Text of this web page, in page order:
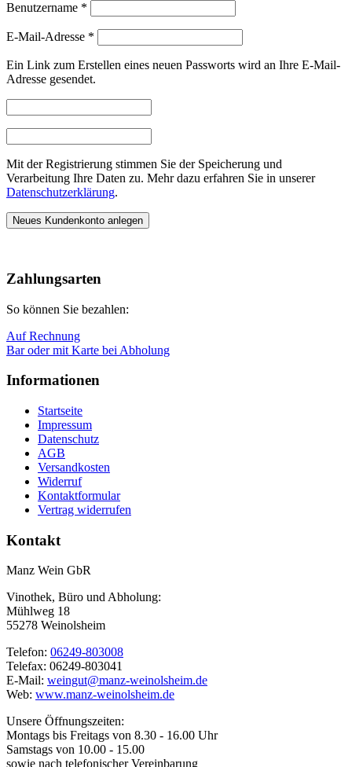
Benutzername *
E-Mail-Adresse *
Ein Link zum Erstellen eines neuen Passworts wird an Ihre E-Mail-
Adresse gesendet.
Mit der Registrierung stimmen Sie der Speicherung und
Verarbeitung Ihre Daten zu. Mehr dazu erfahren Sie in unserer
Datenschutzerklärung.
Neues Kundenkonto anlegen
oben
Zahlungsarten
So können Sie bezahlen:
Auf Rechnung
Bar oder mit Karte bei Abholung
Informationen
Startseite
Impressum
Datenschutz
AGB
Versandkosten
Widerruf
Kontaktformular
Vertrag widerrufen
Kontakt
Manz Wein GbR
Vinothek, Büro und Abholung:
Mühlweg 18
55278 Weinolsheim
Telefon: 06249-803008
Telefax: 06249-803041
E-Mail: weingut@manz-weinolsheim.de
Web: www.manz-weinolsheim.de
Unsere Öffnungszeiten:
Montags bis Freitags von 8.30 - 16.00 Uhr
Samstags von 10.00 - 15.00
sowie nach telefonischer Vereinbarung